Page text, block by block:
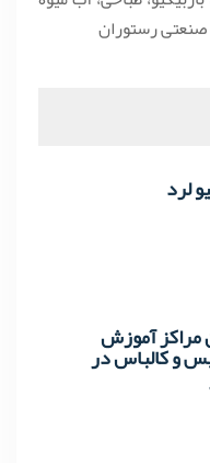
صنعتی رستوران
لرد
مراکز آموزش
و کالباس در